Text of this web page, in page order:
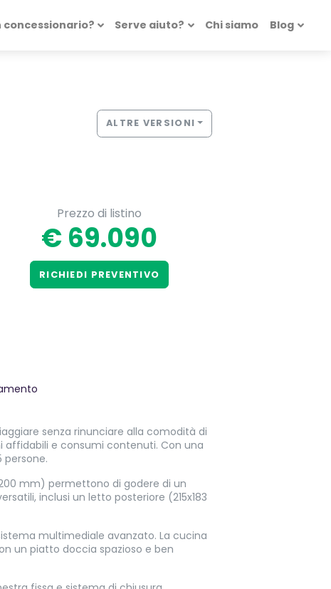
concessionario? Serve aiuto? Chi siamo Blog
ALTRE VERSIONI
Prezzo di listino
€ 69.090
RICHIEDI PREVENTIVO
senza rinunciare alla comodità di
affidabili e consumi contenuti. Con una
persone.
mm) permettono di godere di un
inclusi un letto posteriore (215x183
multimediale avanzato. La cucina
un piatto doccia spazioso e ben